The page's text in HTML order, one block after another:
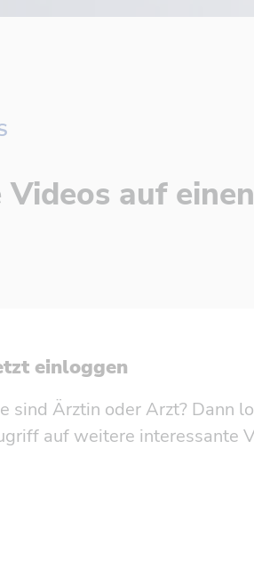
auf
einloggen
sind Ärztin oder Arzt? Dann
auf weitere interessante